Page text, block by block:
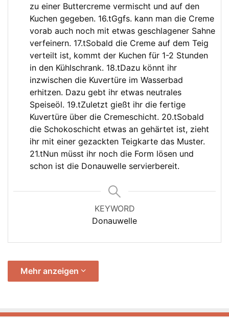
zu einer Buttercreme vermischt und auf den
Kuchen gegeben. 16.tGgfs. kann man die Creme
vorab auch noch mit etwas geschlagener Sahne
verfeinern. 17.tSobald die Creme auf dem Teig
verteilt ist, kommt der Kuchen für 1-2 Stunden
in den Kühlschrank. 18.tDazu könnt ihr
inzwischen die Kuvertüre im Wasserbad
erhitzen. Dazu gebt ihr etwas neutrales
Speiseöl. 19.tZuletzt gießt ihr die fertige
Kuvertüre über die Cremeschicht. 20.tSobald
die Schokoschicht etwas an gehärtet ist, zieht
ihr mit einer gezackten Teigkarte das Muster.
21.tNun müsst ihr noch die Form lösen und
schon ist die Donauwelle servierbereit.
KEYWORD
Donauwelle
Mehr anzeigen